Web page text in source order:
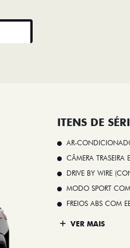
ITENS DE
AR-
CÂMERA
DRIVE BY WIRE
MODO SPORT
FREIOS ABS COM
VER MAIS